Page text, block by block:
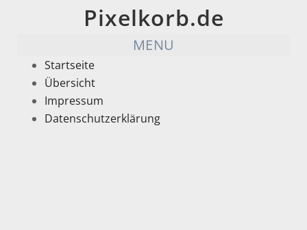
Pixelkorb.de
MENU
Startseite
Übersicht
Impressum
Datenschutzerklärung